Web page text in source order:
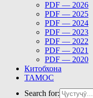
PDF — 2026
PDF — 2025
PDF — 2024
PDF — 2023
PDF — 2022
PDF — 2021
PDF — 2020
Китобхона
ТАМОС
Search for: